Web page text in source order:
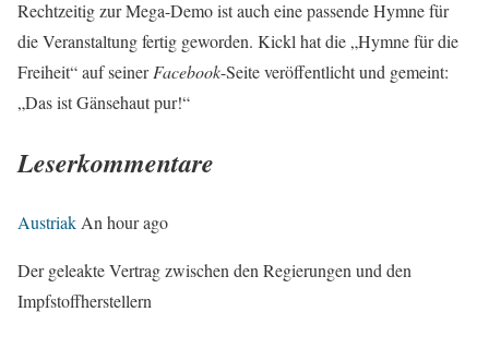
Rechtzeitig zur Mega-Demo ist auch eine passende Hymne für
die Veranstaltung fertig geworden. Kickl hat die „Hymne für die
Freiheit“ auf seinerFacebook-Seite veröffentlicht und gemeint:
„Das ist Gänsehaut pur!“
Leserkommentare
Austriak An hour ago
Der geleakte Vertrag zwischen den Regierungen und den
Impfstoffherstellern